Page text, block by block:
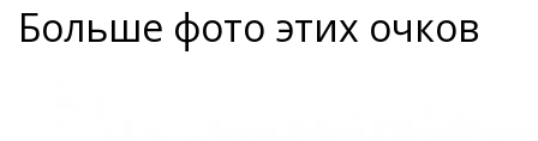
Больше фото этих очков